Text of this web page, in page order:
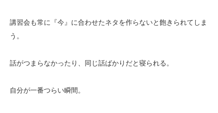
講習会も常に『今』に合わせたネタを作らないと飽きられてしま
う。
話がつまらなかったり、同じ話ばかりだと寝られる。
自分が一番つらい瞬間。